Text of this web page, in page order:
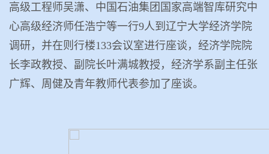
高级工程师吴潇、中国石油集团国家高端智库研究中
心高级经济师任浩宁等一行9人到辽宁大学经济学院
调研，并在则行楼133会议室进行座谈，经济学院院
长李政教授、副院长叶满城教授，经济学系副主任张
广辉、周健及青年教师代表参加了座谈。